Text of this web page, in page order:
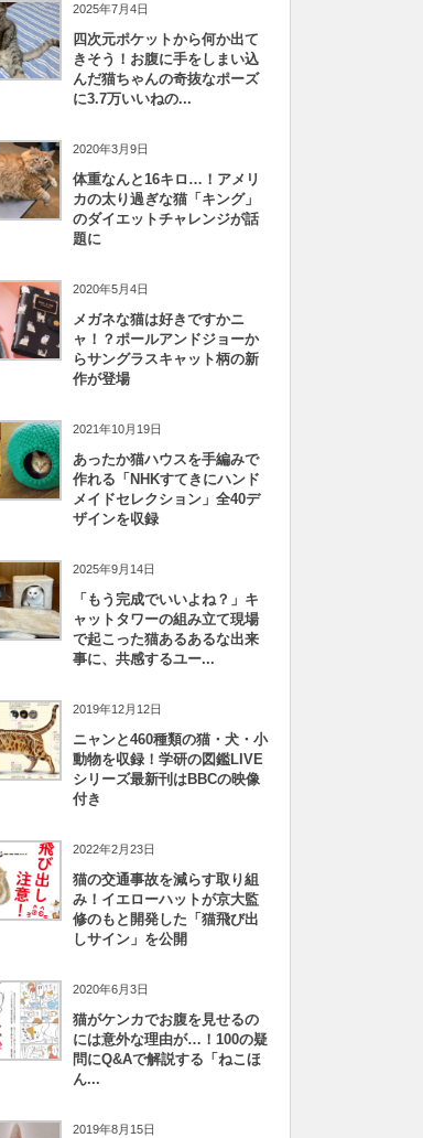
2025年7月4日
四次元ポケットから何か出て
きそう！お腹に手をしまい込
んだ猫ちゃんの奇抜なポーズ
に3.7万いいねの...
2020年3月9日
体重なんと16キロ…！アメリ
カの太り過ぎな猫「キング」
のダイエットチャレンジが話
題に
2020年5月4日
メガネな猫は好きですかニ
ャ！？ポールアンドジョーか
らサングラスキャット柄の新
作が登場
2021年10月19日
あったか猫ハウスを手編みで
作れる「NHKすてきにハンド
メイドセレクション」全40デ
ザインを収録
2025年9月14日
「もう完成でいいよね？」キ
ャットタワーの組み立て現場
で起こった猫あるあるな出来
事に、共感するユー...
2019年12月12日
ニャンと460種類の猫・犬・小
動物を収録！学研の図鑑LIVE
シリーズ最新刊はBBCの映像
付き
2022年2月23日
猫の交通事故を減らす取り組
み！イエローハットが京大監
修のもと開発した「猫飛び出
しサイン」を公開
2020年6月3日
猫がケンカでお腹を見せるの
には意外な理由が…！100の疑
問にQ&Aで解説する「ねこほ
ん...
2019年8月15日